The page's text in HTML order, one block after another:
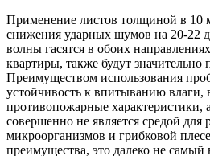
Применение листов толщиной в 10
снижения ударных шумов на 20-22
волны гасятся в обоих
квартиры, также будут
Преимуществом использования
устойчивость к впитыванию влаги,
противопожарные характеристики,
совершенно не является средой для
микроорганизмов и грибковой
преимущества, это далеко не самый